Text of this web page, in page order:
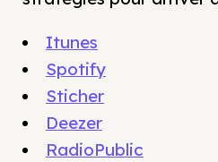
Itunes
Spotify
Sticher
Deezer
RadioPublic